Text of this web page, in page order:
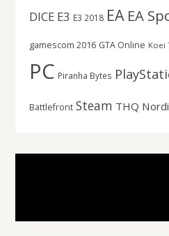
DICE E3 E3 2018 EA EA
gamescom 2016 GTA Online Koei
PC Piranha Bytes
Battlefront Steam THQ